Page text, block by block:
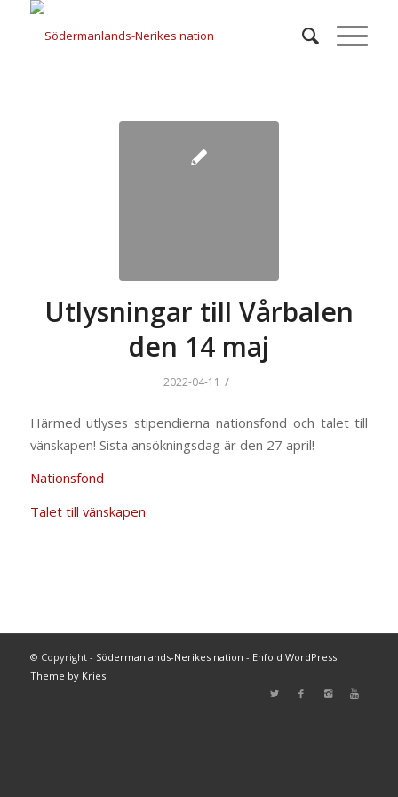
Utlysningar till Vårbalen
den 14 maj
2022-04-11 /
Härmed utlyses stipendierna nationsfond och talet till
vänskapen! Sista ansökningsdag är den 27 april!
Nationsfond
Talet till vänskapen
© Copyright - Södermanlands-Nerikes nation - Enfold WordPress
Theme by Kriesi